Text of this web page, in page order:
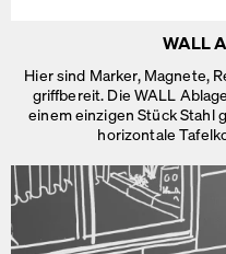
WALL
Hier sind Marker, Magnete,
griffbereit. Die WALL
einem einzigen Stück Stahl
horizontale